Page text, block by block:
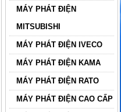
MÁY PHÁT ĐIỆN
MITSUBISHI
MÁY PHÁT ĐIỆN IVECO
MÁY PHÁT ĐIỆN KAMA
MÁY PHÁT ĐIỆN RATO
MÁY PHÁT ĐIỆN CAO CẤP